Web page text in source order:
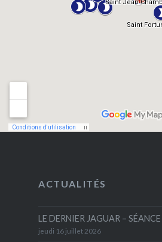
ACTUALITÉS
LE DERNIER JAGUAR –
jeudi 16 juillet 2026